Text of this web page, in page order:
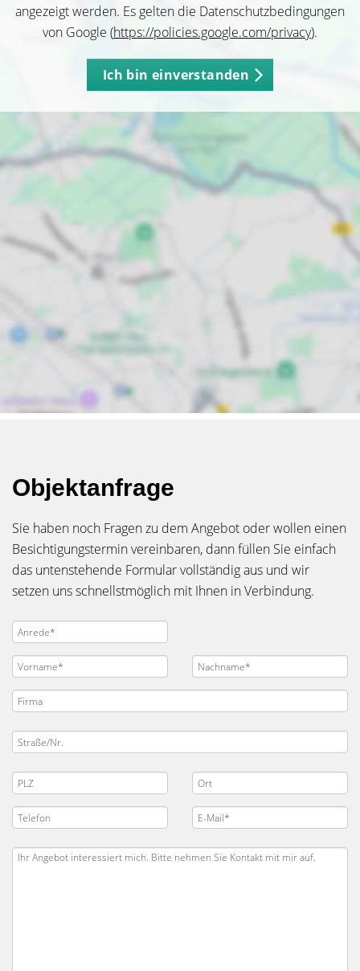
angezeigt werden. Es gelten die Datenschutzbedingungen
von Google (https://policies.google.com/privacy).
Ich bin einverstanden
Objektanfrage
Sie haben noch Fragen zu dem Angebot oder wollen einen
Besichtigungstermin vereinbaren, dann füllen Sie einfach
das untenstehende Formular vollständig aus und wir
setzen uns schnellstmöglich mit Ihnen in Verbindung.